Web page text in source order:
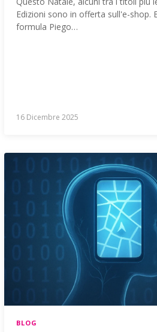
Edizioni sono in offerta sull'e-shop.
formula Piego…
16 Dicembre 2025
BLOG